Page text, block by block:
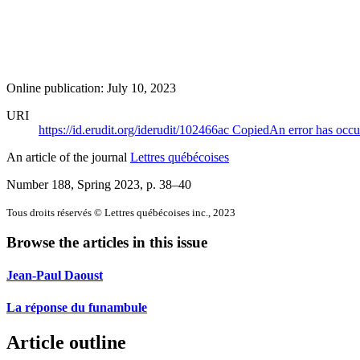
Online publication: July 10, 2023
URI
https://id.erudit.org/iderudit/102466ac CopiedAn error has
An article of the journal Lettres québécoises
Number 188, Spring 2023, p. 38–40
Tous droits réservés © Lettres québécoises inc., 2023
Browse the articles in this issue
Jean-Paul Daoust
La réponse du funambule
Article outline